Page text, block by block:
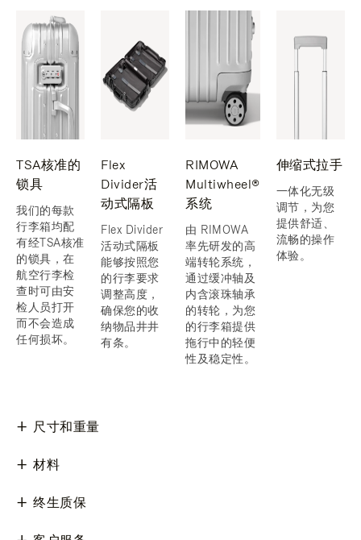
TSA核准的
锁具
我们的每款
行李箱均配
有经TSA核准
的锁具，在
航空行李检
查时可由安
检人员打开
而不会造成
任何损坏。
Flex
Divider活
动式隔板
Flex Divider
活动式隔板
能够按照您
的行李要求
调整高度，
确保您的收
纳物品井井
有条。
RIMOWA
Multiwheel®
系统
由 RIMOWA
率先研发的高
端转轮系统，
通过缓冲轴及
内含滚珠轴承
的转轮，为您
的行李箱提供
拖行中的轻便
性及稳定性。
伸缩式拉手
一体化无级
调节，为您
提供舒适、
流畅的操作
体验。
尺寸和重量
材料
终生质保